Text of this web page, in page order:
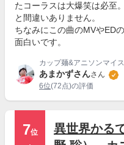
たコーラスは大爆笑は必至
と間違いありません。
ちなみにこの曲のMVやED
面白いです。
カップ麺&アニソンマイ
あまかずさんさん
6位(72点)の評価
7位
異世界かる